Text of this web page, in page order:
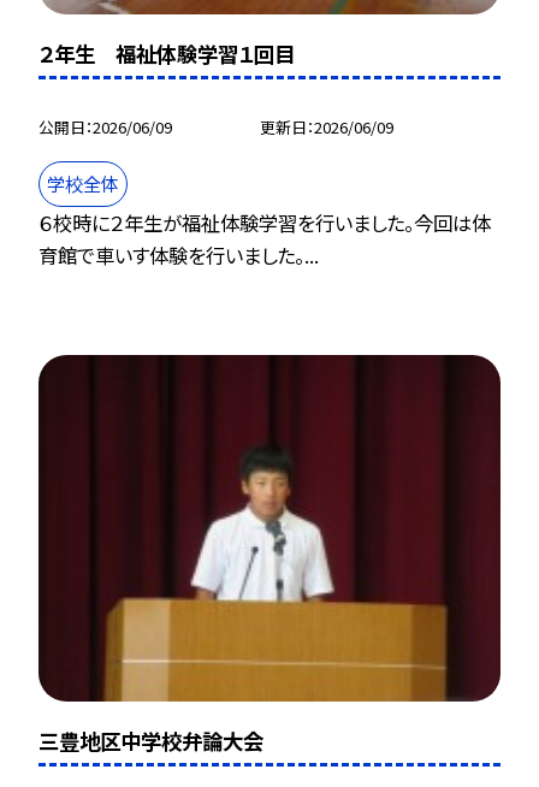
２年生 福祉体験学習１回目
公開日 2026/06/09 更新日 2026/06/09
学校全体
６校時に２年生が福祉体験学習を行いました。今回は体
育館で車いす体験を行いました。...
三豊地区中学校弁論大会